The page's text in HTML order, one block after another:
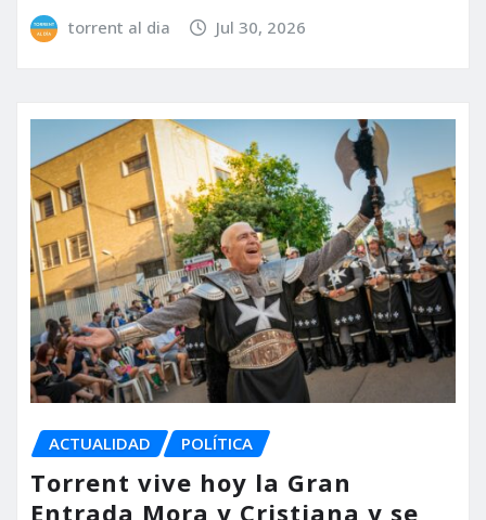
torrent al dia Jul 30, 2026
ACTUALIDAD POLÍTICA
Torrent vive hoy la Gran
Entrada Mora y Cristiana y se